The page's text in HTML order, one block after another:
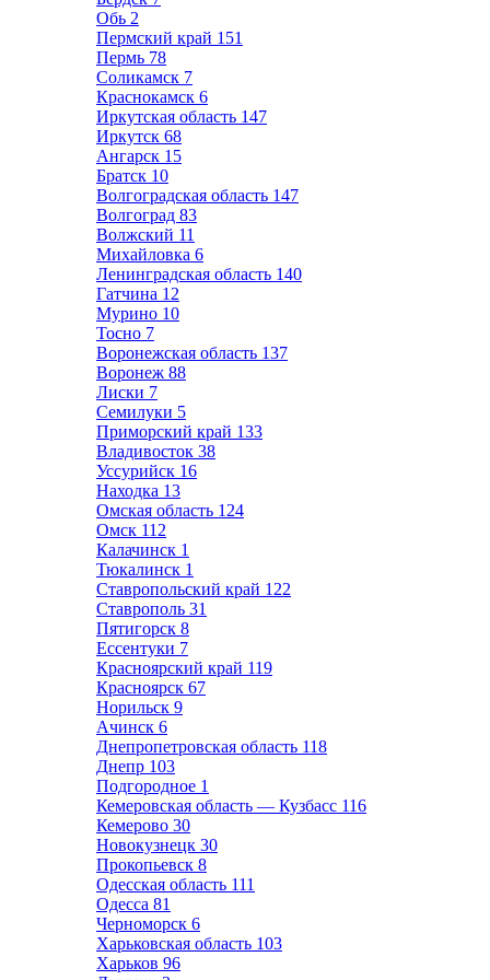
Обь 2
Пермский край 151
Пермь 78
Соликамск 7
Краснокамск 6
Иркутская область 147
Иркутск 68
Ангарск 15
Братск 10
Волгоградская область 147
Волгоград 83
Волжский 11
Михайловка 6
Ленинградская область 140
Гатчина 12
Мурино 10
Тосно 7
Воронежская область 137
Воронеж 88
Лиски 7
Семилуки 5
Приморский край 133
Владивосток 38
Уссурийск 16
Находка 13
Омская область 124
Омск 112
Калачинск 1
Тюкалинск 1
Ставропольский край 122
Ставрополь 31
Пятигорск 8
Ессентуки 7
Красноярский край 119
Красноярск 67
Норильск 9
Ачинск 6
Днепропетровская область 118
Днепр 103
Подгородное 1
Кемеровская область — Кузбасс 116
Кемерово 30
Новокузнецк 30
Прокопьевск 8
Одесская область 111
Одесса 81
Черноморск 6
Харьковская область 103
Харьков 96